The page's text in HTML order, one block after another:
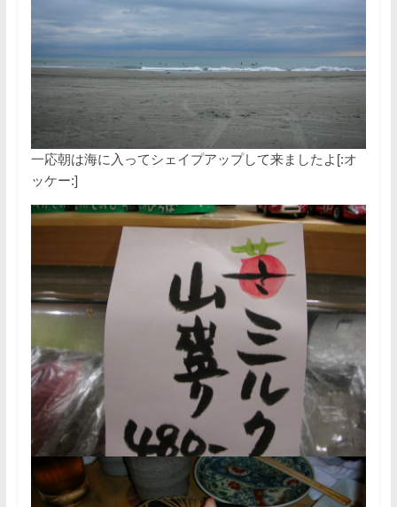
一応朝は海に入ってシェイプアップして来ましたよ[:オ
ッケー:]